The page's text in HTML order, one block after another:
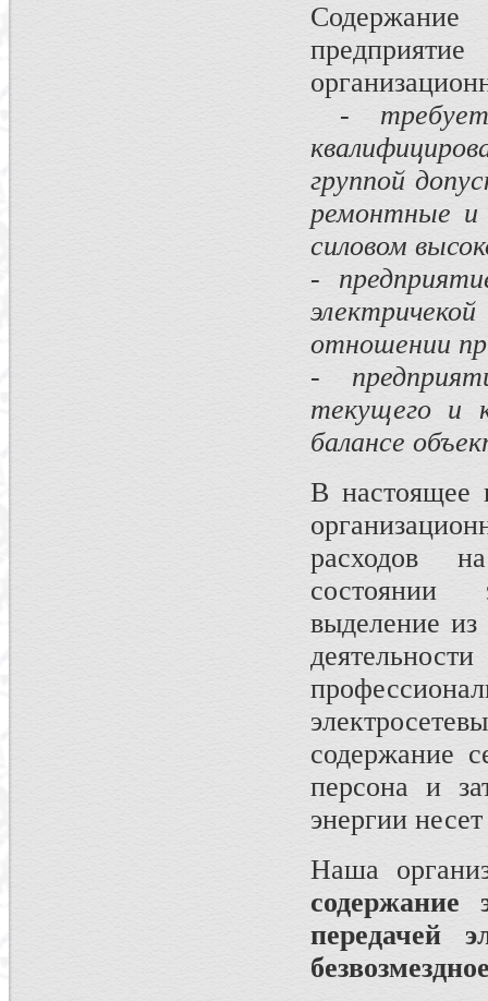
-
группой
ремонтные и
силовом
-
отношении
-
текущего и
балансе
В настоящее
расходов
состоянии
выделение
содержание
персона и
энергии
Наша
содержание
передачей